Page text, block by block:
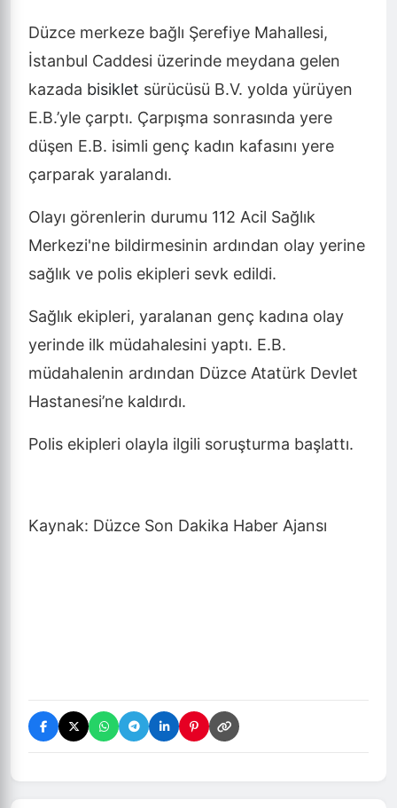
Düzce merkeze bağlı Şerefiye Mahallesi,
İstanbul Caddesi üzerinde meydana gelen
kazada bisiklet sürücüsü B.V. yolda yürüyen
E.B.’yle çarptı. Çarpışma sonrasında yere
düşen E.B. isimli genç kadın kafasını yere
çarparak yaralandı.
Olayı görenlerin durumu 112 Acil Sağlık
Merkezi'ne bildirmesinin ardından olay yerine
sağlık ve polis ekipleri sevk edildi.
Sağlık ekipleri, yaralanan genç kadına olay
yerinde ilk müdahalesini yaptı. E.B.
müdahalenin ardından Düzce Atatürk Devlet
Hastanesi’ne kaldırdı.
Polis ekipleri olayla ilgili soruşturma başlattı.
Kaynak: Düzce Son Dakika Haber Ajansı